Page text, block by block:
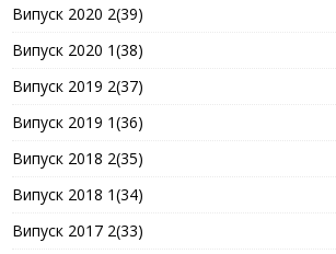
Випуск 2020 2(39)
Випуск 2020 1(38)
Випуск 2019 2(37)
Випуск 2019 1(36)
Випуск 2018 2(35)
Випуск 2018 1(34)
Випуск 2017 2(33)